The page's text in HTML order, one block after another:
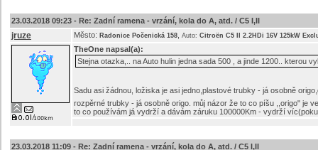
23.03.2018 09:23 - Re: Zadní ramena - vrzání, kola do A, atd. / C5 I,II
jruze Město: Radonice Počenická 158 Auto: Citroën C5 II 2.2HDi 16V 125kW
TheOne napsal(a):
Stejna otazka,.. na Auto hulin jedna sada 500 , a jinde 1200.. kterou
Sadu asi žádnou, ložiska je asi jedno,plastové trubky - já osobně
rozpěrné trubky - já osobně origo. můj názor že to co píšu ,,origo" je
to co používám já vydrží a dávám záruku 100000Km - vydrží
23.03.2018 11:09 - Re: Zadní ramena - vrzání, kola do A, atd. / C5 I,II